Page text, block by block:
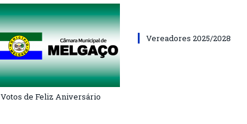
Votos de Feliz Aniversário
Vereadores 2025/2028